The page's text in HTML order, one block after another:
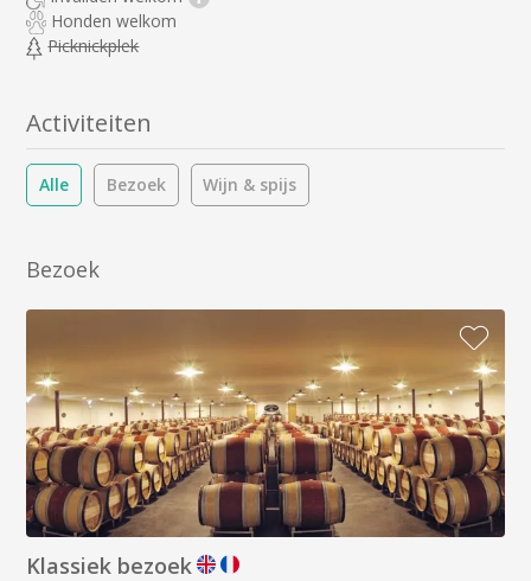
Honden welkom
Picknickplek
Activiteiten
Alle Bezoek Wijn & spijs
Bezoek
Klassiek bezoek